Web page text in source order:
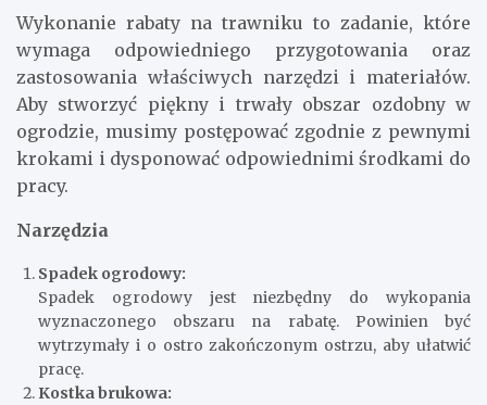
Wykonanie rabaty na trawniku to zadanie, które
wymaga odpowiedniego przygotowania oraz
zastosowania właściwych narzędzi i materiałów.
Aby stworzyć piękny i trwały obszar ozdobny w
ogrodzie, musimy postępować zgodnie z pewnymi
krokami i dysponować odpowiednimi środkami do
pracy.
Narzędzia
Spadek ogrodowy:
Spadek ogrodowy jest niezbędny do wykopania
wyznaczonego obszaru na rabatę. Powinien być
wytrzymały i o ostro zakończonym ostrzu, aby ułatwić
pracę.
Kostka brukowa: